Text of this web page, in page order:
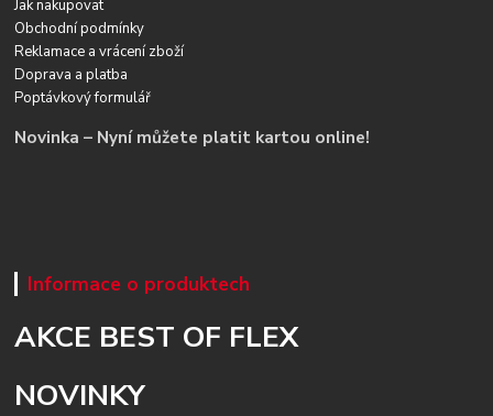
Jak nakupovat
Obchodní podmínky
Reklamace a vrácení zboží
Doprava a platba
Poptávkový formulář
Novinka – Nyní můžete platit kartou online!
Informace o produktech
AKCE BEST OF FLEX
NOVINKY